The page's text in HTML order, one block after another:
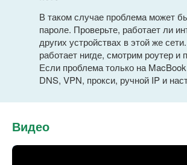
В таком случае проблема может
пароле. Проверьте, работает ли
других устройствах в этой же
работает нигде, смотрим роутер и
Если проблема только на
DNS, VPN, прокси, ручной IP и
Видео